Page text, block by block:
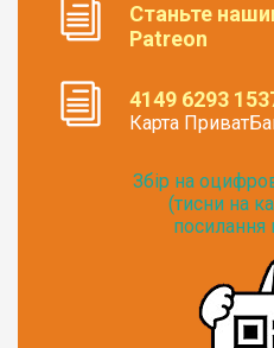
Станьте
Patreon
4149 6293
Карта
Збір на
(тисни на
посилання